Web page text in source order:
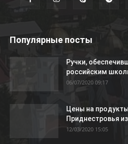
Популярные посты
Ручки,
российским
06/07/2020 09:17
Цены на
Приднестровья
12/03/2020 15:05